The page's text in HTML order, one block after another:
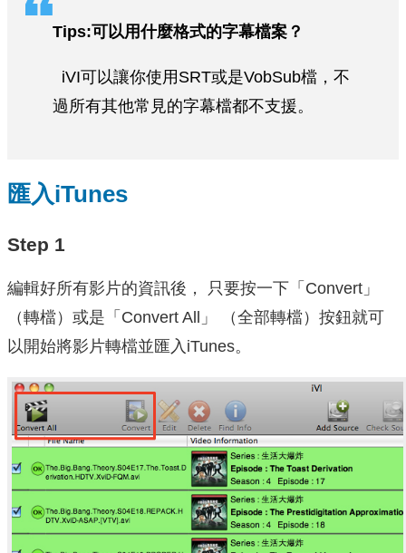
Tips:可以用什麼格式的字幕檔案？
iVI可以讓你使用SRT或是VobSub檔，不
過所有其他常見的字幕檔都不支援。
匯入iTunes
Step 1
編輯好所有影片的資訊後， 只要按一下「Convert」
（轉檔）或是「Convert All」 （全部轉檔）按鈕就可
以開始將影片轉檔並匯入iTunes。